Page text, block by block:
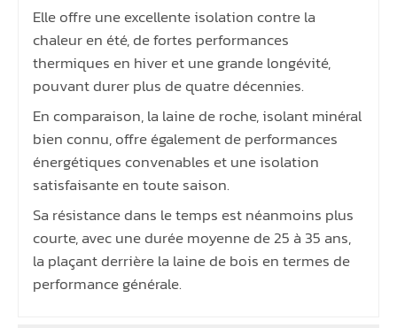
Elle offre une excellente isolation contre la
chaleur en été, de fortes performances
thermiques en hiver et une grande longévité,
pouvant durer plus de quatre décennies.
En comparaison, la laine de roche, isolant minéral
bien connu, offre également de performances
énergétiques convenables et une isolation
satisfaisante en toute saison.
Sa résistance dans le temps est néanmoins plus
courte, avec une durée moyenne de 25 à 35 ans,
la plaçant derrière la laine de bois en termes de
performance générale.